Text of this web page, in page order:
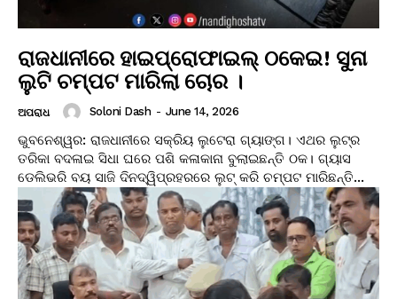
ରାଜଧାନୀରେ ହାଇପ୍ରୋଫାଇଲ୍ ଠକେଇ! ସୁନା
ଲୁଟି ଚମ୍ପଟ ମାରିଲା ଚୋର ।
ଅପରାଧ Soloni Dash - June 14, 2026
ଭୁବନେଶ୍ୱର: ରାଜଧାନୀରେ ସକ୍ରିୟ ଲୁଟେରା ଗ୍ୟାଙ୍ଗ। ଏଥର ଲୁଟ୍‌ର
ତରିକା ବଦଳାଇ ସିଧା ଘରେ ପଶି କଳାକାନା ବୁଲାଇଛନ୍ତି ଠକ। ଗ୍ୟାସ
ଡେଲିଭରି ବୟ ସାଜି ଦିନଦ୍ୱିପ୍ରହରରେ ଲୁଟ୍ କରି ଚମ୍ପଟ ମାରିଛନ୍ତି...